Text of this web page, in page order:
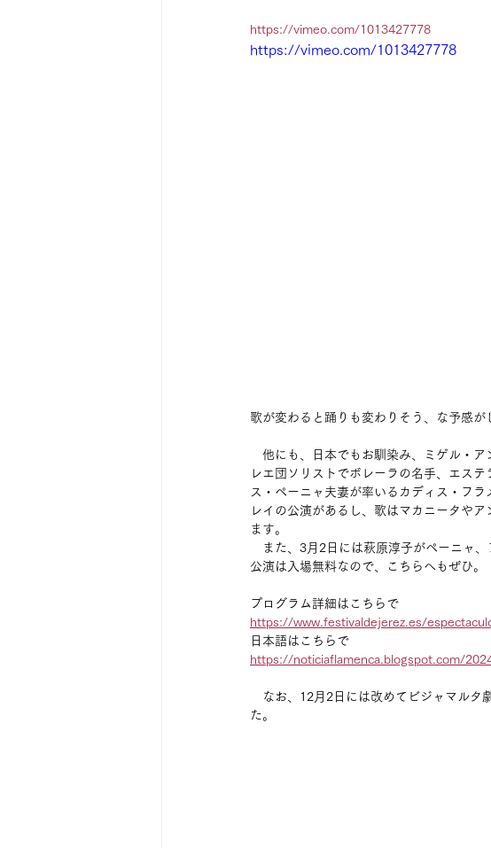
https://vimeo.com/1013427778
https://vimeo.com/1013427778
歌が変わると踊りも変わりそう、な予感が
他にも、日本でもお馴染み、ミゲル・ア
レエ団ソリストでボレーラの名手、エス
ス・ペーニャ夫妻が率いるカディス・フ
レイの公演があるし、歌はマカニータや
ます。
また、3月2日には萩原淳子がペーニャ、
公演は入場無料なので、こちらへもぜひ。
プログラム詳細はこちらで
https://www.festivaldejerez.es/
日本語はこちらで
https://noticiaflamenca.blogspot.com/
なお、12月2日には改めてビジャマルタ
た。